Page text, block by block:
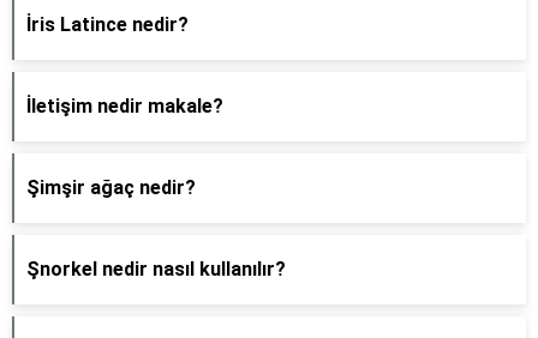
İris Latince nedir?
İletişim nedir makale?
Şimşir ağaç nedir?
Şnorkel nedir nasıl kullanılır?